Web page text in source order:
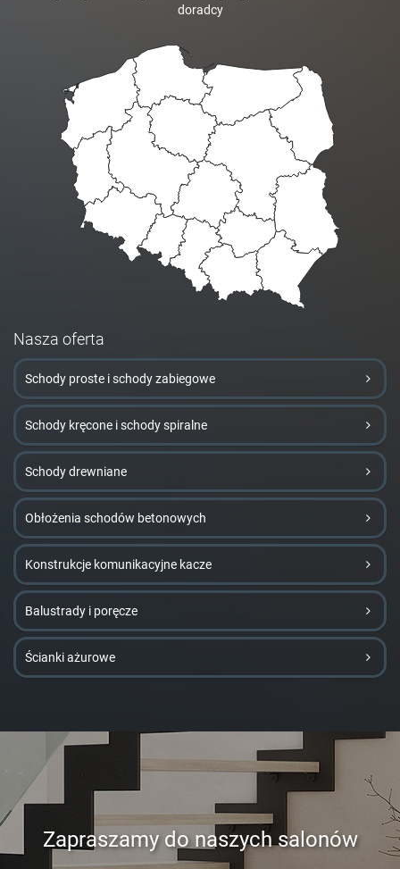
doradcy
Nasza oferta
Schody proste i schody zabiegowe
Schody kręcone i schody spiralne
Schody drewniane
Obłożenia schodów betonowych
Konstrukcje komunikacyjne kacze
Balustrady i poręcze
Ścianki ażurowe
Zapraszamy do naszych salonów